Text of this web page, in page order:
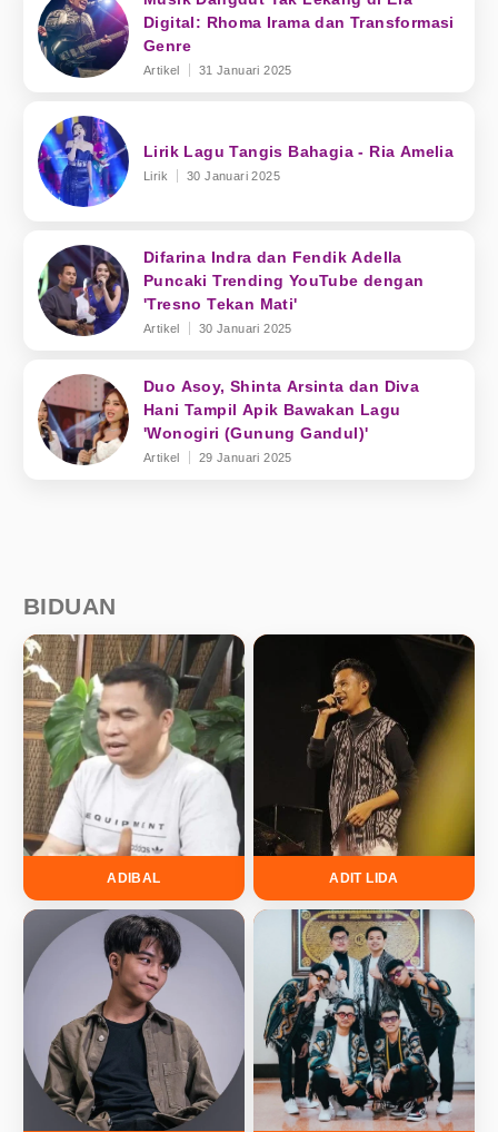
Digital: Rhoma Irama dan Transformasi
Genre
Artikel 31 Januari 2025
Lirik Lagu Tangis Bahagia - Ria Amelia
Lirik 30 Januari 2025
Difarina Indra dan Fendik Adella
Puncaki Trending YouTube dengan
'Tresno Tekan Mati'
Artikel 30 Januari 2025
Duo Asoy, Shinta Arsinta dan Diva
Hani Tampil Apik Bawakan Lagu
'Wonogiri (Gunung Gandul)'
Artikel 29 Januari 2025
BIDUAN
ADIBAL ADIT LIDA